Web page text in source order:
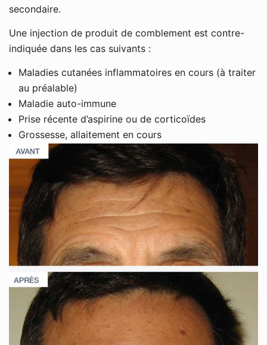
secondaire.
Une injection de produit de comblement est contre-
indiquée dans les cas suivants :
Maladies cutanées inflammatoires en cours (à traiter
au préalable)
Maladie auto-immune
Prise récente d’aspirine ou de corticoïdes
Grossesse, allaitement en cours